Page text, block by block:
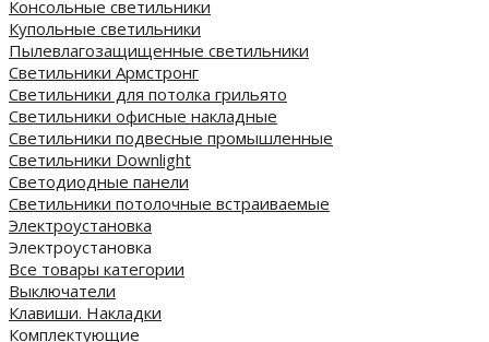
Консольные светильники
Купольные светильники
Пылевлагозащищенные светильники
Светильники Армстронг
Светильники для потолка грильято
Светильники офисные накладные
Светильники подвесные промышленные
Светильники Downlight
Светодиодные панели
Cветильники потолочные встраиваемые
Электроустановка
Электроустановка
Все товары категории
Выключатели
Клавиши. Накладки
Комплектующие